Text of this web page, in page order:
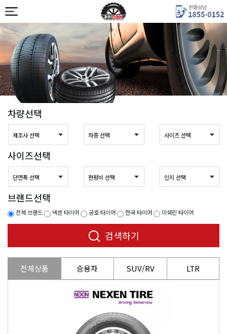
차량선택
사이즈선택
브랜드선택
전체 브랜드 넥센 타이어 금호 타이어 한국 타이어 미쉐린 타이어
검색하기
전체상품 승용차 SUV/RV LTR